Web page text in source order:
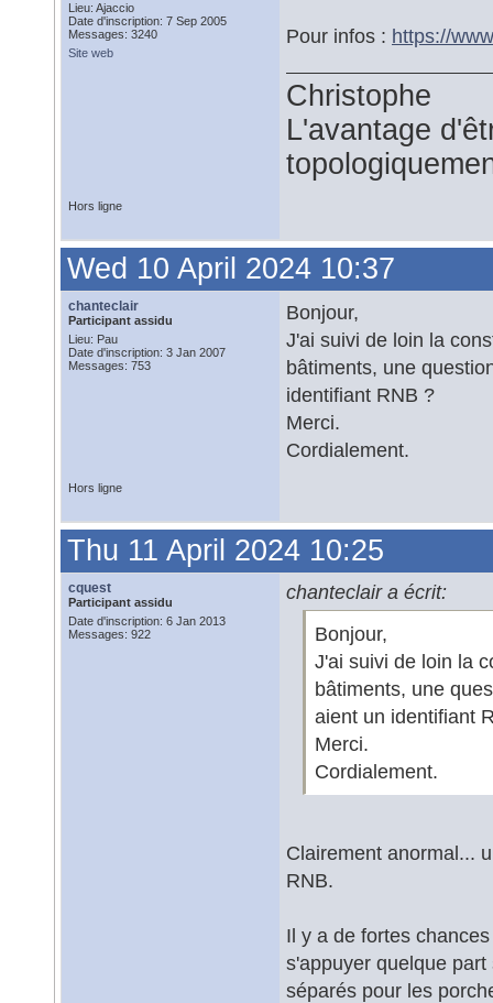
Lieu: Ajaccio
Date d'inscription: 7 Sep 2005
Messages: 3240
Site web
Pour infos : https://
Christophe
L'avantage
Hors ligne
Wed 10 April 2024 10:37
chanteclair
Participant assidu
Lieu: Pau
Date d'inscription: 3 Jan 2007
Messages: 753
Bonjour,
J'ai suivi de loin la
bâtiments, une
identifiant RNB ?
Merci.
Cordialement.
Hors ligne
Thu 11 April 2024 10:25
cquest
Participant assidu
Date d'inscription: 6 Jan 2013
Messages: 922
chanteclair a écrit:
Bonjour,
J'ai suivi de loin la
bâtiments, une
aient un identifiant
Merci.
Cordialement.
Clairement anormal...
RNB.
Il y a de fortes
s'appuyer quelque
séparés pour les